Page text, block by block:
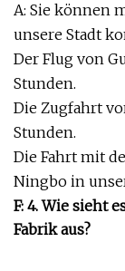
A: Sie können
unsere Stadt
Der Flug von
Stunden.
Die Zugfahrt
Stunden.
Die Fahrt mit
Ningbo in
F: 4. Wie sieht
Fabrik aus?